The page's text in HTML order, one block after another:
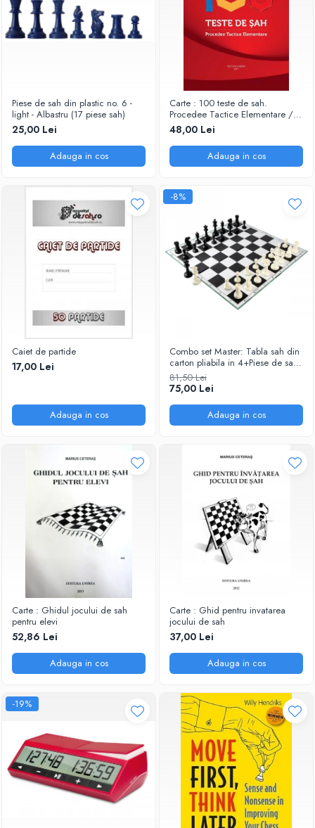
Piese de sah din plastic no. 6 -
light - Albastru (17 piese sah)
25,00 Lei
Adauga in cos
Carte : 100 teste de sah.
Procedee Tactice Elementare /
M. Ceteras
48,00 Lei
Adauga in cos
Caiet de partide
17,00 Lei
Adauga in cos
-8%
Combo set Master: Tabla sah din
carton pliabila in 4+Piese de sah
din plastic no. 6 Master
81,50 Lei
75,00 Lei
Adauga in cos
Carte : Ghidul jocului de sah
pentru elevi
52,86 Lei
Adauga in cos
Carte : Ghid pentru invatarea
jocului de sah
37,00 Lei
Adauga in cos
-19%